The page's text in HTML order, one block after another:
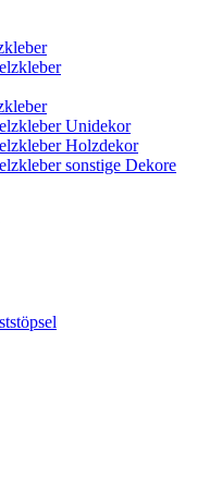
Unidekor
Holzdekor
sonstige Dekore